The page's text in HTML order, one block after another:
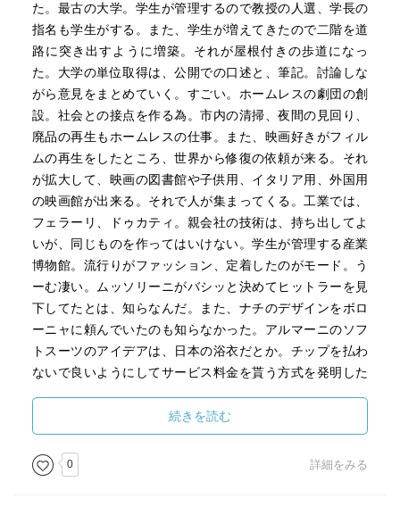
・いつでしたか、ある高名な建築家に、「世界中からこの
日本に、たくさんの観光客を集めるには、どうしたらいい
でしょうか」と尋ねたことがありました。評判のよい建築
物を世界のあちこちに次から次へと発表していたその建築
家は、一と一を足したらいくつ、と聞かれたときのよう
に、じつにあっさりと答えてくれました。
「東京のどこでもいい、あるいはあなたの故郷の山形の田
舎でもいい、いま現にある建物や街並みを、そっくりその
まま百年間、保存してごらんなさい。日本の百年前の姿を
観るために、それこそ世界中から人が集まってきます。保
ボローニャに限らず、イタリアの都市の美しさに感じ入っ
たとき、いつも思い出すのは、この言葉です。
・イタリアについて書かれた本を読んでいてしきりに目に
つくのは、「自治都市共同体」「コムーネ」といった単語
です。これをどう理解したらよいのか。定義は喉元まで出
授の「街角で感じる『公』と『私』」という講義録を読む
ました。
た。最古の大学。学生が管理するので教授の人選、学長の
指名も学生がする。また、学生が増えてきたので二階を道
路に突き出すように増築。それが屋根付きの歩道になっ
た。大学の単位取得は、公開での口述と、筆記。討論しな
がら意見をまとめていく。すごい。ホームレスの劇団の創
設。社会との接点を作る為。市内の清掃、夜間の見回り、
廃品の再生もホームレスの仕事。また、映画好きがフィル
ムの再生をしたところ、世界から修復の依頼が来る。それ
が拡大して、映画の図書館や子供用、イタリア用、外国用
の映画館が出来る。それで人が集まってくる。工業では、
フェラーリ、ドゥカティ。親会社の技術は、持ち出してよ
いが、同じものを作ってはいけない。学生が管理する産業
博物館。流行りがファッション、定着したのがモード。う
ーむ凄い。ムッソリーニがバシッと決めてヒットラーを見
下してたとは、知らなんだ。また、ナチのデザインをボロ
ーニャに頼んでいたのも知らなかった。アルマーニのソフ
トスーツのアイデアは、日本の浴衣だとか。チップを払わ
ないで良いようにしてサービス料金を貰う方式を発明した
コロッセオは、五万人収容、そこで完成祝いが百昼夜あ
り、五千頭の猛獣が殺された。トラヤヌス帝の時に１１７
日の闘技で、九千人の闘士が亡くなった。
続きを読む
0 詳細をみる